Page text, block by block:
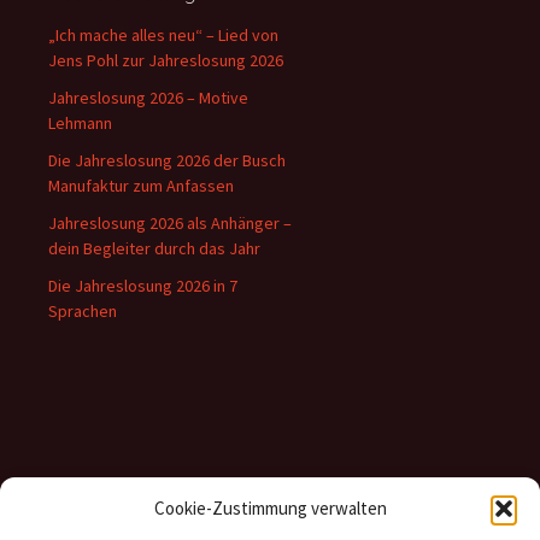
Cookie-Zustimmung verwalten
„Ich mache alles neu“ – Lied von
Jens Pohl zur Jahreslosung 2026
Jahreslosung 2026 – Motive
Lehmann
Die Jahreslosung 2026 der Busch
Manufaktur zum Anfassen
Jahreslosung 2026 als Anhänger –
dein Begleiter durch das Jahr
Die Jahreslosung 2026 in 7
Sprachen